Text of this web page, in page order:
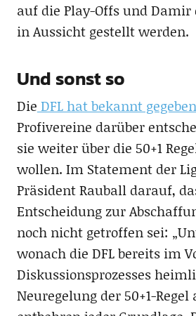
auf die Play-Offs und
in Aussicht gestellt werden.
Und sonst so
Die DFL hat bekannt gegeben
Profivereine darüber
sie weiter über die 50+1
wollen. Im Statement der
Präsident Rauball darauf,
Entscheidung zur
noch nicht getroffen sei:
wonach die DFL bereits im
Diskussionsprozesses
Neuregelung der 50+1-Regel